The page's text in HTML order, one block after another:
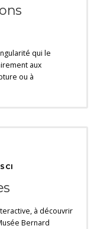
qui le
aux
ou à
à découvrir
Bernard